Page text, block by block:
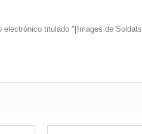
electrónico titulado "[Images de Soldats